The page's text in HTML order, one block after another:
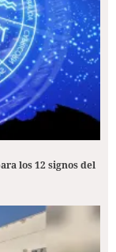
los 12 signos del